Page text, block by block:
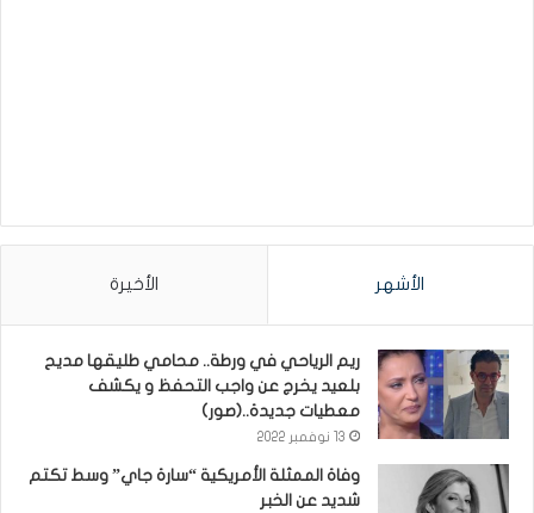
الأشهر الأخيرة
ريم الرياحي في ورطة.. محامي طليقها مديح
بلعيد يخرج عن واجب التحفظ و يكشف
معطيات جديدة..(صور)
13 نوفمبر 2022
وفاة الممثلة الأمريكية “سارة جاي” وسط تكتم
شديد عن الخبر